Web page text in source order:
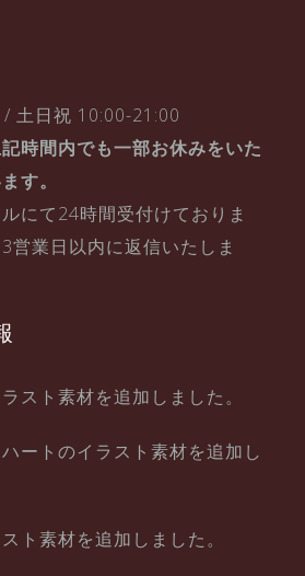
土日祝 10:00-21:00
時間内でも一部お休みをいた
す。
にて24時間受付けておりま
営業日以内に返信いたしま
スト素材を追加しました。
ートのイラスト素材を追加し
ト素材を追加しました。